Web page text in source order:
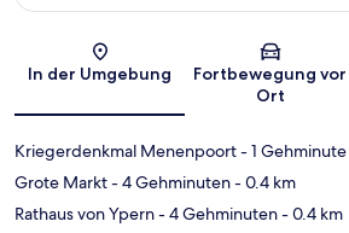
Karte
In der Umgebung
Fortbewegung vor
Ort
Kriegerdenkmal Menenpoort- 1 Gehminute
Grote Markt- 4 Gehminuten- 0.4 km
Rathaus von Ypern- 4 Gehminuten- 0.4 km